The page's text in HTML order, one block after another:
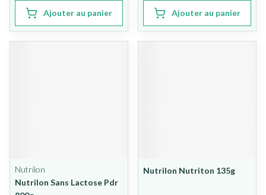
Ajouter au panier Ajouter au panier
Nutrilon
Nutrilon Sans Lactose Pdr
Nutrilon Nutriton 135g